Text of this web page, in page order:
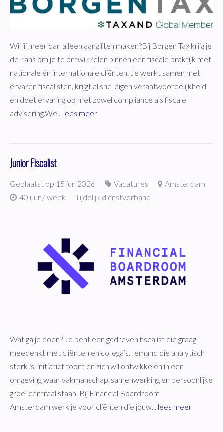
Wil jij meer dan alleen aangiften maken?Bij Borgen Tax krijg je
de kans om je te ontwikkelen binnen een fiscale praktijk met
nationale én internationale cliënten. Je werkt samen met
ervaren fiscalisten, krijgt al snel eigen verantwoordelijkheid
en doet ervaring op met zowel compliance als fiscale
advisering.We... lees meer
Junior Fiscalist
Geplaatst op 15 jun 2026 Vacatures
Amsterdam
40 uur / week
Tijdelijk dienstverband
Wat ga je doen? Je bent een gedreven fiscalist die graag
meedenkt met cliënten en collega’s. Iemand die analytisch
sterk is, initiatief toont en zich wil ontwikkelen in een
omgeving waar vakmanschap, samenwerking en persoonlijke
groei centraal staan. Bij Financial Boardroom
Amsterdam werk je voor cliënten die jouw... lees meer